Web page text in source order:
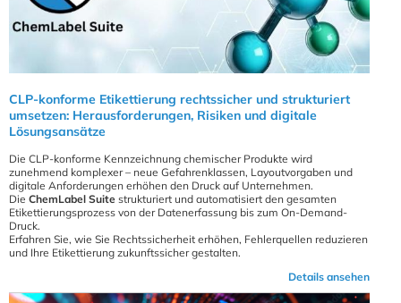
CLP-konforme Etikettierung rechtssicher und strukturiert
umsetzen: Herausforderungen, Risiken und digitale
Lösungsansätze
Die CLP-konforme Kennzeichnung chemischer Produkte wird
zunehmend komplexer – neue Gefahrenklassen, Layoutvorgaben und
digitale Anforderungen erhöhen den Druck auf Unternehmen.
Die ChemLabel Suite strukturiert und automatisiert den gesamten
Etikettierungsprozess von der Datenerfassung bis zum On-Demand-
Druck.
Erfahren Sie, wie Sie Rechtssicherheit erhöhen, Fehlerquellen reduzieren
und Ihre Etikettierung zukunftssicher gestalten.
Details ansehen